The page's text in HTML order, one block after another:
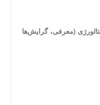
(معرفی، گرایش‌ها